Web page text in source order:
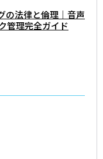
の法律と倫理｜音声
管理完全ガイド